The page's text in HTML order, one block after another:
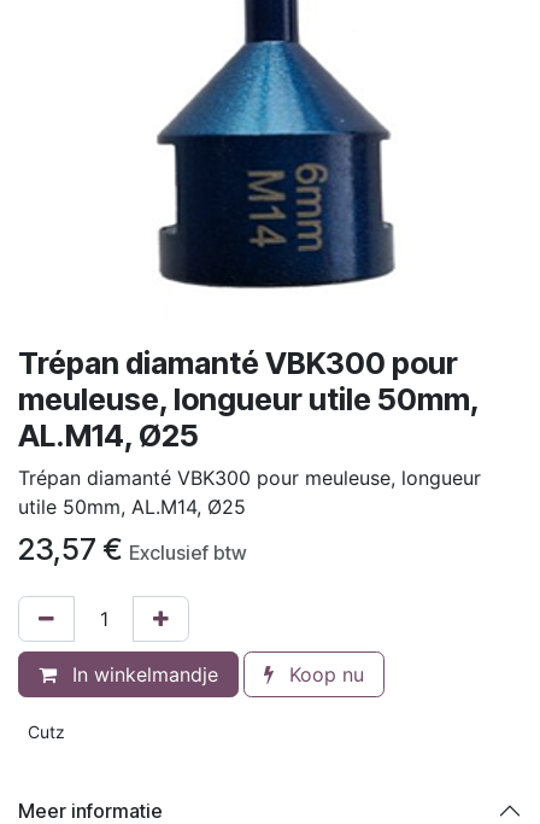
Trépan diamanté VBK300 pour
meuleuse, longueur utile 50mm,
AL.M14, Ø25
Trépan diamanté VBK300 pour meuleuse, longueur
utile 50mm, AL.M14, Ø25
23,57 € Exclusief btw
In winkelmandje Koop nu
Cutz
Meer informatie